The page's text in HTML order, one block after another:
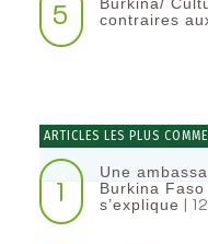
5
contraires
ARTICLES LES PLUS
1
Une
Burkina
s’explique |